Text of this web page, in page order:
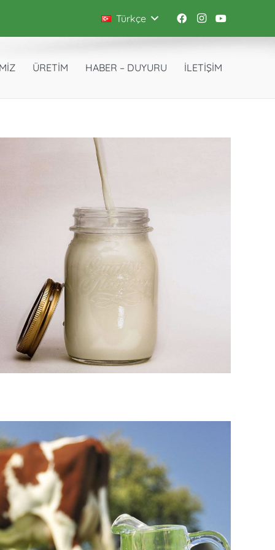
Türkçe
ÜRETİM HABER – DUYURU İLETİŞİM